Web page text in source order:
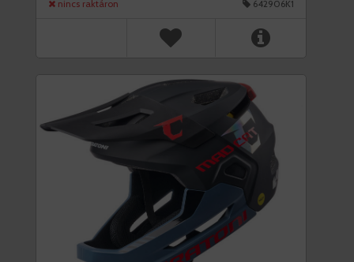
nincs raktáron 642906K1